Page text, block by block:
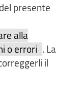
presente
alla
o errori . La
il